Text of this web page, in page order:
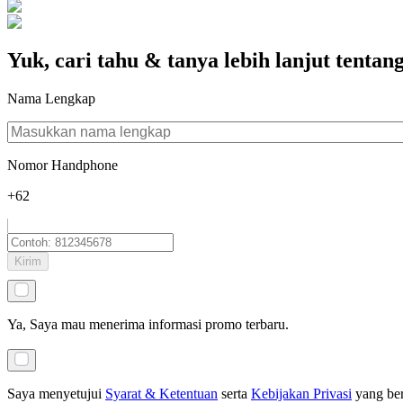
Yuk, cari tahu & tanya lebih lanjut
Nama Lengkap
Nomor Handphone
+62
Kirim
Ya, Saya mau menerima informasi promo terbaru.
Saya menyetujui Syarat & Ketentuan serta Kebijakan Privasi yang